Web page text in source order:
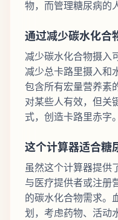
物，而管理糖尿病的
通过减少碳水化合
减少碳水化合物摄入
减少总卡路里摄入和
包含所有宏量营养素
对某些人有效，但关
式，创造卡路里赤字。
这个计算器适合糖
虽然这个计算器提供
与医疗提供者或注册
的碳水化合物需求。
划，考虑药物、活动